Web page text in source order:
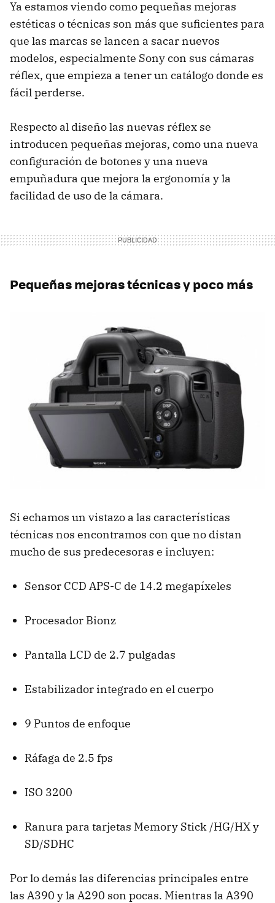
Ya estamos viendo como pequeñas mejoras
estéticas o técnicas son más que suficientes para
que las marcas se lancen a sacar nuevos
modelos, especialmente Sony con sus cámaras
réflex, que empieza a tener un catálogo donde es
fácil perderse.
Respecto al diseño las nuevas réflex se
introducen pequeñas mejoras, como una nueva
configuración de botones y una nueva
empuñadura que mejora la ergonomía y la
facilidad de uso de la cámara.
Pequeñas mejoras técnicas y poco más
Si echamos un vistazo a las características
técnicas nos encontramos con que no distan
mucho de sus predecesoras e incluyen:
Sensor CCD APS-C de 14.2 megapíxeles
Procesador Bionz
Pantalla LCD de 2.7 pulgadas
Estabilizador integrado en el cuerpo
9 Puntos de enfoque
Ráfaga de 2.5 fps
ISO 3200
Ranura para tarjetas Memory Stick /HG/HX y
SD/SDHC
Por lo demás las diferencias principales entre
las A390 y la A290 son pocas. Mientras la A390